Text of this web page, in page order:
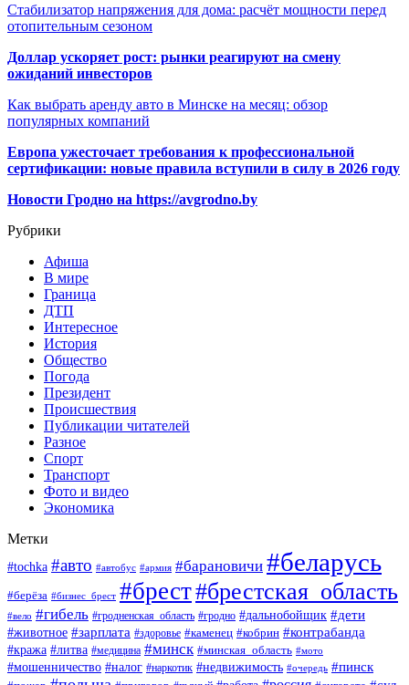
Стабилизатор напряжения для дома: расчёт мощности перед
отопительным сезоном
Доллар ускоряет рост: рынки реагируют на смену
ожиданий инвесторов
Как выбрать аренду авто в Минске на месяц: обзор
популярных компаний
Европа ужесточает требования к профессиональной
сертификации: новые правила вступили в силу в 2026 году
Новости Гродно на https://avgrodno.by
Рубрики
Афиша
В мире
Граница
ДТП
Интересное
История
Общество
Погода
Президент
Происшествия
Публикации читателей
Разное
Спорт
Транспорт
Фото и видео
Экономика
Метки
#tochka #авто #автобус #армия #барановичи #беларусь
#берёза #бизнес_брест #брест#брестская_область
#вело #гибель #гродненская_область #гродно #дальнобойщик #дети
#животное #зарплата #здоровье #каменец #кобрин #контрабанда
#кража #литва #медицина #минск #минская_область #мото
#мошенничество #налог #наркотик #недвижимость #очередь #пинск